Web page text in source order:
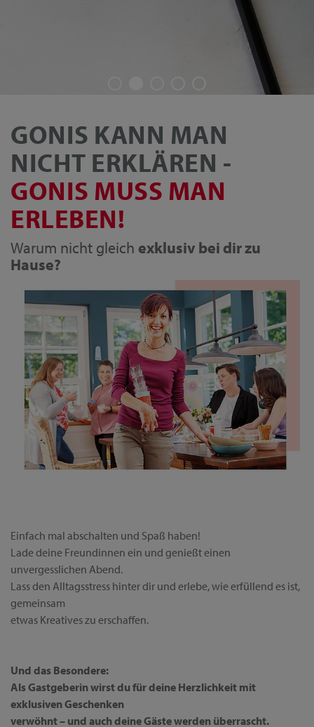
GONIS KANN MAN
NICHT ERKLÄREN -
GONIS MUSS MAN
ERLEBEN!
Warum nicht gleich exklusiv bei dir zu
Hause?
Einfach mal abschalten und Spaß haben!
Lade deine Freundinnen ein und genießt einen
unvergesslichen Abend.
Lass den Alltagsstress hinter dir und erlebe, wie erfüllend es ist,
gemeinsam
etwas Kreatives zu erschaffen.
Und das Besondere:
Als Gastgeberin wirst du für deine Herzlichkeit mit
exklusiven Geschenken
verwöhnt – und auch deine Gäste werden überrascht.